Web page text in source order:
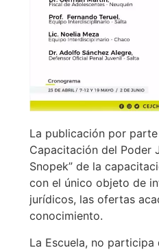
La publicación por
Capacitación del Poder
Snopek” de la
con el único objeto de
jurídicos, las ofertas
conocimiento.
La Escuela, no